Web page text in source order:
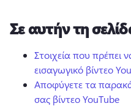
Σε αυτήν τη
Στοιχεία που πρέπει
εισαγωγικό βίντεο
Αποφύγετε τα
σας βίντεο YouTube